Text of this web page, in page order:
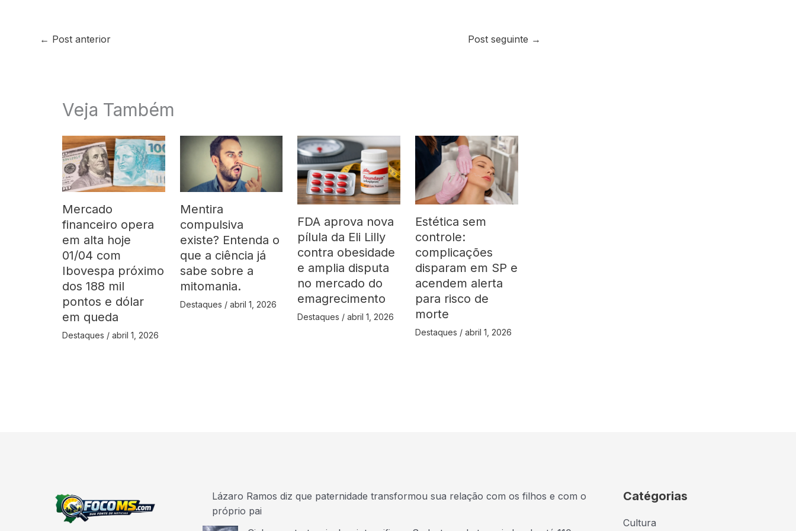
← Post anterior Post seguinte →
Veja Também
Mercado
financeiro opera
em alta hoje
01/04 com
Ibovespa próximo
dos 188 mil
pontos e dólar
em queda
Destaques / abril 1, 2026
Mentira
compulsiva
existe? Entenda o
que a ciência já
sabe sobre a
mitomania.
Destaques / abril 1, 2026
FDA aprova nova
pílula da Eli Lilly
contra obesidade
e amplia disputa
no mercado do
emagrecimento
Destaques /abril 1, 2026
Estética sem
controle:
complicações
disparam em SP e
acendem alerta
para risco de
morte
Destaques /abril 1, 2026
Lázaro Ramos diz que paternidade transformou sua relação com os filhos e com o
próprio pai
Catégorias
Cultura